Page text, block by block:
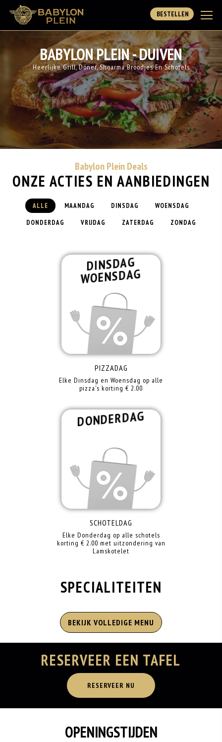
BESTELLEN
BABYLON PLEIN - DUIVEN
Heerlijke Grill, Döner, Shoarma Broodjes En Schotels
Babylon Plein Deals
ONZE ACTIES EN AANBIEDINGEN
ALLE MAANDAG DINSDAG
WOENSDAG
DONDERDAG
VRIJDAG ZATERDAG ZONDAG
DINSDAG
WOENSDAG
PIZZADAG
Elke Dinsdag en Woensdag op alle
pizza's korting € 2.00
DONDERDAG
SCHOTELDAG
Elke Donderdag op alle schotels
korting € 2.00 met uitzondering van
Lamskotelet
SPECIALITEITEN
BEKIJK VOLLEDIGE MENU
RESERVEER EEN TAFEL
RESERVEER NU
OPENINGSTIJDEN